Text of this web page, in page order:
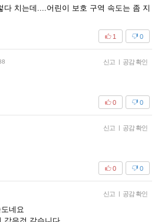
다 치는데....어린이 보호 구역 속도는 좀 지
0
1
신고 공감 확인
0
0
신고 공감 확인
0
0
신고 공감 확인
네요